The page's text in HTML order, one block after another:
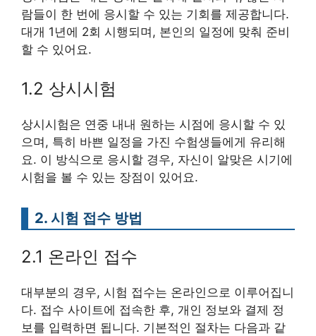
람들이 한 번에 응시할 수 있는 기회를 제공합니다.
대개 1년에 2회 시행되며, 본인의 일정에 맞춰 준비
할 수 있어요.
1.2 상시시험
상시시험은 연중 내내 원하는 시점에 응시할 수 있
으며, 특히 바쁜 일정을 가진 수험생들에게 유리해
요. 이 방식으로 응시할 경우, 자신이 알맞은 시기에
시험을 볼 수 있는 장점이 있어요.
2. 시험 접수 방법
2.1 온라인 접수
대부분의 경우, 시험 접수는 온라인으로 이루어집니
다. 접수 사이트에 접속한 후, 개인 정보와 결제 정
보를 입력하면 됩니다. 기본적인 절차는 다음과 같